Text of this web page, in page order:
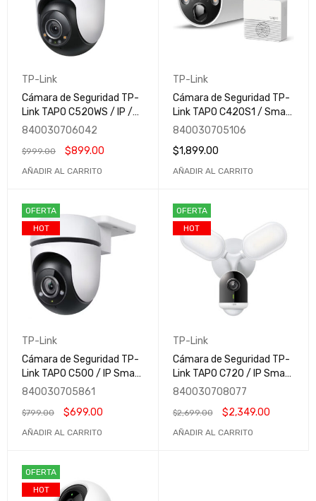
TP-Link
Cámara de Seguridad TP-
Link TAPO C520WS / IP /
2K / Smart WiFi / Domo IR
/ Inalámbrico / 2560 x
1440 Pixeles / Día/Noche
840030706042
$999.00 $899.00
AÑADIR AL CARRITO
TP-Link
Cámara de Seguridad TP-
Link TAPO C420S1 / Smart
WiFi / Bullet IR /
Inalámbrico / 2560 x 1440
Pixeles / Día/Noche
840030705106
$1,899.00
AÑADIR AL CARRITO
OFERTA
HOT
TP-Link
Cámara de Seguridad TP-
Link TAPO C500 / IP Smart
WiFi / Domo IR para
1920x1080 Full HD /
Día/Noche
840030705861
$799.00 $699.00
AÑADIR AL CARRITO
OFERTA
HOT
TP-Link
Cámara de Seguridad TP-
Link TAPO C720 / IP Smart
/ WiFi / Domo / IR para
2560 x 1440 Pixeles /
Día/Noche
840030708077
$2,699.00 $2,349.00
AÑADIR AL CARRITO
OFERTA
HOT